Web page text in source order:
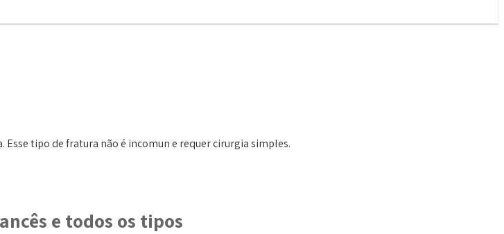
tipo de fratura não é incomun e requer cirurgia simples.
e todos os tipos